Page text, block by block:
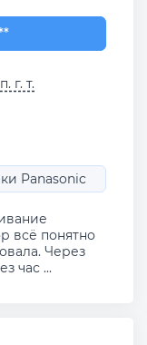
г. т.
Panasonic
всё понятно
Через
час ...